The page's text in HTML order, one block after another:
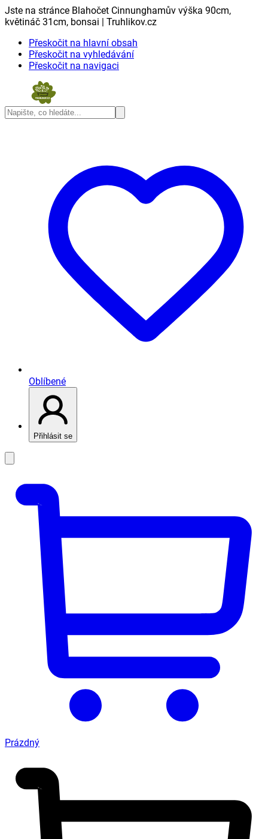
Jste na stránce Blahočet Cinnunghamův výška 90cm,
květináč 31cm, bonsai | Truhlikov.cz
Přeskočit na hlavní obsah
Přeskočit na vyhledávání
Přeskočit na navigaci
Oblíbené
Přihlásit se
Prázdný